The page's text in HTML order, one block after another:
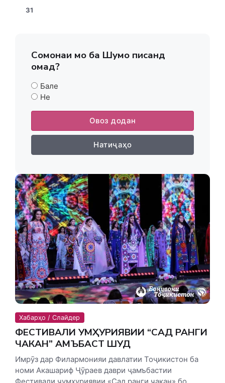
31
Сомонаи мо ба Шумо писанд
омад?
Бале
Не
Овоз додан
Натиҷаҳо
Хабарҳо / Слайдер
ФЕСТИВАЛИ ҶУМҲУРИЯВИИ “САД РАНГИ
ЧАКАН” ҶАМЪБАСТ ШУД
Имрӯз дар Филармонияи давлатии Тоҷикистон ба
номи Акашариф Ҷӯраев даври ҷамъбастии